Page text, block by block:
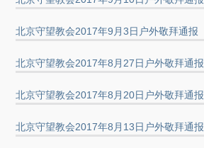
北京守望教会2017年9月3日户外敬拜通报
北京守望教会2017年8月27日户外敬拜通报
北京守望教会2017年8月20日户外敬拜通报
北京守望教会2017年8月13日户外敬拜通报